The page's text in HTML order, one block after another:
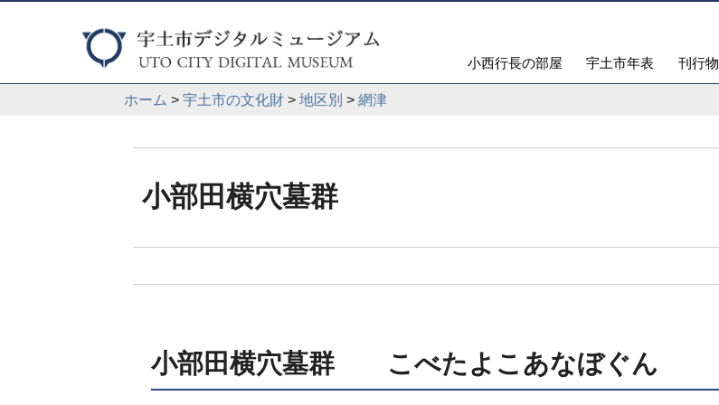
小西行長の部屋 宇土市年表 刊行物
ホーム > 宇土市の文化財 > 地区別 > 網津
小部田横穴墓群
小部田横穴墓群 こべたよこあなぼぐん